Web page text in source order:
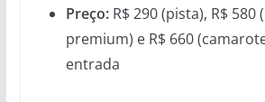
Preço: R$ 290 (pista), R$ 580
premium) e R$ 660
entrada